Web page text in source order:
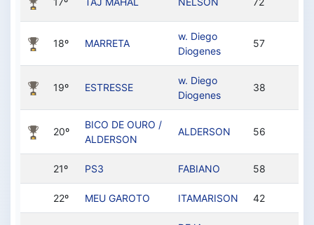
18º MARRETA
w. Diego
Diogenes
57
19º ESTRESSE
w. Diego
Diogenes
38
20º
BICO DE OURO /
ALDERSON
ALDERSON 56
21º PS3 FABIANO 58
22º MEU GAROTO ITAMARISON 42